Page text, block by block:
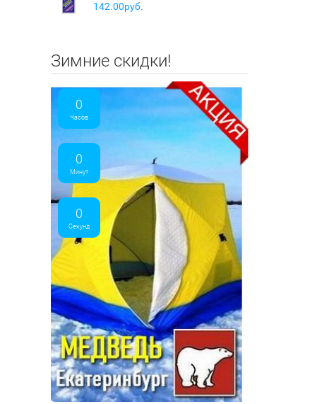
142.00руб.
Зимние скидки!
0
Часов
0
Минут
0
Секунд